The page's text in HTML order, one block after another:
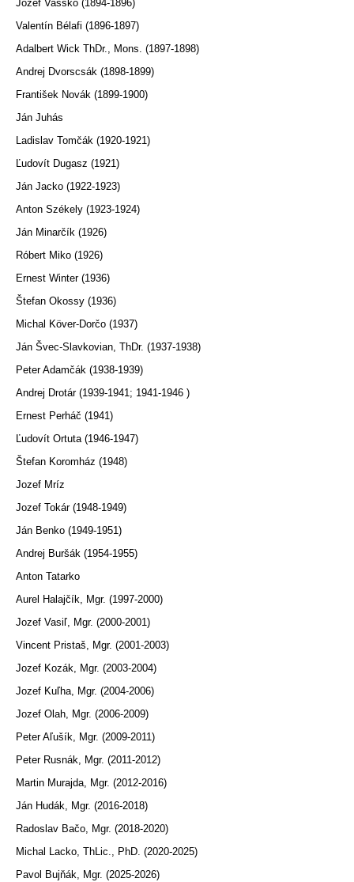
Jozef Vasskó (1894-1896)
Valentín Bélafi (1896-1897)
Adalbert Wick ThDr., Mons. (1897-1898)
Andrej Dvorscsák (1898-1899)
František Novák (1899-1900)
Ján Juhás
Ladislav Tomčák (1920-1921)
Ľudovít Dugasz (1921)
Ján Jacko (1922-1923)
Anton Székely (1923-1924)
Ján Minarčík (1926)
Róbert Miko (1926)
Ernest Winter (1936)
Štefan Okossy (1936)
Michal Köver-Dorčo (1937)
Ján Švec-Slavkovian, ThDr. (1937-1938)
Peter Adamčák (1938-1939)
Andrej Drotár (1939-1941; 1941-1946 )
Ernest Perháč (1941)
Ľudovít Ortuta (1946-1947)
Štefan Koromház (1948)
Jozef Mríz
Jozef Tokár (1948-1949)
Ján Benko (1949-1951)
Andrej Buršák (1954-1955)
Anton Tatarko
Aurel Halajčík, Mgr. (1997-2000)
Jozef Vasiľ, Mgr. (2000-2001)
Vincent Pristaš, Mgr. (2001-2003)
Jozef Kozák, Mgr. (2003-2004)
Jozef Kuľha, Mgr. (2004-2006)
Jozef Olah, Mgr. (2006-2009)
Peter Aľušík, Mgr. (2009-2011)
Peter Rusnák, Mgr. (2011-2012)
Martin Murajda, Mgr. (2012-2016)
Ján Hudák, Mgr. (2016-2018)
Radoslav Bačo, Mgr. (2018-2020)
Michal Lacko, ThLic., PhD. (2020-2025)
Pavol Bujňák, Mgr. (2025-2026)